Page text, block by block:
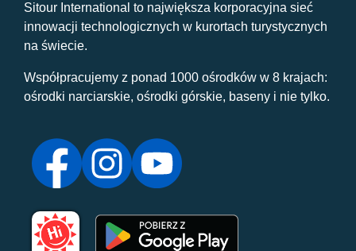
Sitour International to największa korporacyjna sieć
innowacji technologicznych w kurortach turystycznych
na świecie.
Współpracujemy z ponad 1000 ośrodków w 8 krajach:
ośrodki narciarskie, ośrodki górskie, baseny i nie tylko.